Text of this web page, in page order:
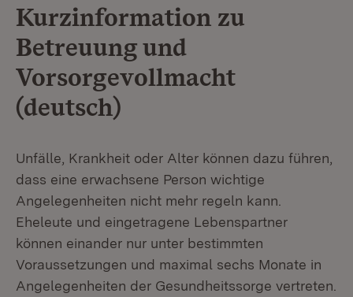
Kurzinformation zu
Betreuung und
Vorsorgevollmacht
(deutsch)
Unfälle, Krankheit oder Alter können dazu führen,
dass eine erwachsene Person wichtige
Angelegenheiten nicht mehr regeln kann.
Eheleute und eingetragene Lebenspartner
können einander nur unter bestimmten
Voraussetzungen und maximal sechs Monate in
Angelegenheiten der Gesundheitssorge vertreten.